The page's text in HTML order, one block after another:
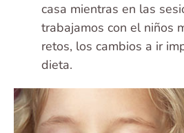
casa mientras en las
trabajamos con el niños
retos, los cambios a ir
dieta.